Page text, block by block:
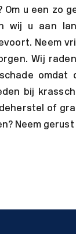
Om u een zo
wij u aan
Neem
Wij
omdat
bij
of
Neem